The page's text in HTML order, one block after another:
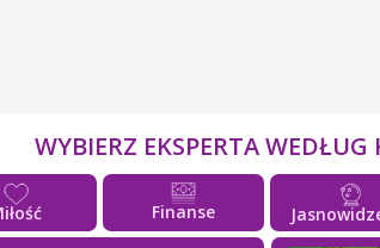
WYBIERZ EKSPERTA WEDŁUG
Finanse